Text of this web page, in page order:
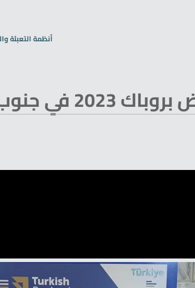
أنظمة التعبئة
كيب تاون